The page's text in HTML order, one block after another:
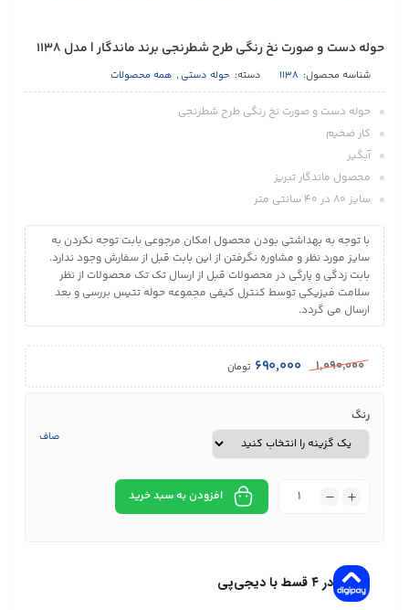
حوله دست و صورت نخ رنگی طرح شطرنجی برند ماندگار | مدل 1138
شناسه محصول: 1138 دسته: حوله دستی, همه محصولات
حوله دست و صورت نخ رنگی طرح شطرنجی
كار ضخيم
آبگير
محصول ماندگار تبريز
سایز 80 در 40 سانتی متر
با توجه به بهداشتی بودن محصول امکان مرجوعی بابت توجه نکردن به
سایز مورد نظر و مشاوره نگرفتن از این بابت قبل از سفارش وجود ندارد.
بابت زدگی و پارگی در محصولات قبل از ارسال تک تک محصولات از نظر
سلامت فیزیکی توسط کنترل کیفی مجموعه حوله تتیس بررسی و بعد
ارسال می گردد.
۱,۰۹۰,۰۰۰ ۶۹۰,۰۰۰ تومان
رنگ
صاف
افزودن به سبد خرید
در ۴ قسط با دیجی‌پی